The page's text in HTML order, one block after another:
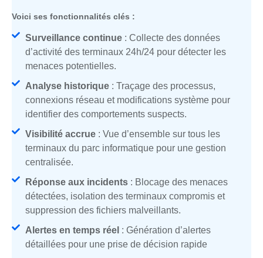
Voici ses fonctionnalités clés :
Surveillance continue: Collecte des données
d’activité des terminaux 24h/24 pour détecter les
menaces potentielles.
Analyse historique: Traçage des processus,
connexions réseau et modifications système pour
identifier des comportements suspects.
Visibilité accrue: Vue d’ensemble sur tous les
terminaux du parc informatique pour une gestion
centralisée.
Réponse aux incidents: Blocage des menaces
détectées, isolation des terminaux compromis et
suppression des fichiers malveillants.
Alertes en temps réel : Génération d’alertes
détaillées pour une prise de décision rapide